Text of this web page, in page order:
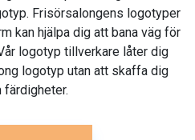
Frisörsalongens logotyper
kan hjälpa dig att bana väg för
logotyp tillverkare låter dig
logotyp utan att skaffa dig
färdigheter.